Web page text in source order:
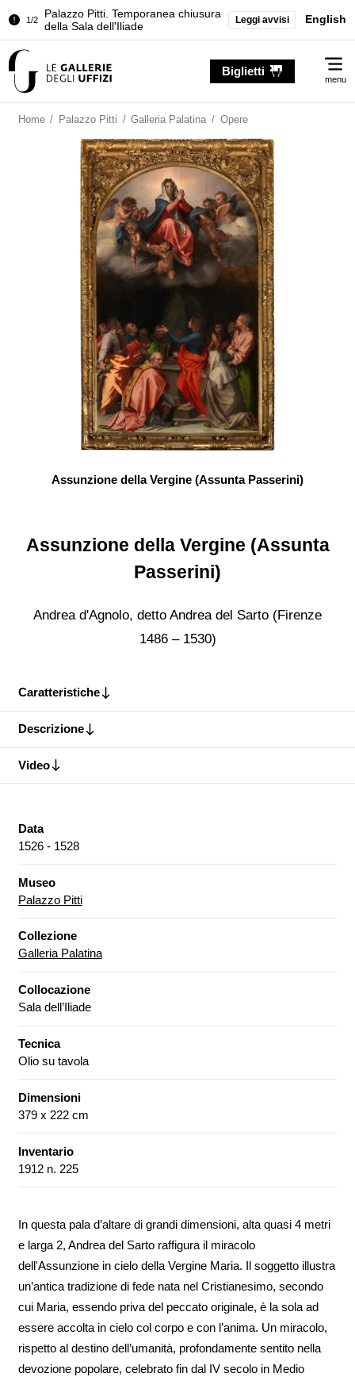
1/2
Palazzo Pitti. Temporanea chiusura
della Sala dell'Iliade
Granduchi
della Sala dell'Iliade
Granduchi
Leggi avvisi English
Biglietti
menu
Home / Palazzo Pitti / Galleria Palatina / Opere
Assunzione della Vergine (Assunta Passerini)
Assunzione della Vergine (Assunta
Passerini)
Andrea d'Agnolo, detto Andrea del Sarto (Firenze
1486 – 1530)
Caratteristiche
Descrizione
Video
Data
1526 - 1528
Museo
Palazzo Pitti
Collezione
Galleria Palatina
Collocazione
Sala dell’Iliade
Tecnica
Olio su tavola
Dimensioni
379 x 222 cm
Inventario
1912 n. 225
In questa pala d’altare di grandi dimensioni, alta quasi 4 metri
e larga 2, Andrea del Sarto raffigura il miracolo
dell'Assunzione in cielo della Vergine Maria. Il soggetto illustra
un’antica tradizione di fede nata nel Cristianesimo, secondo
cui Maria, essendo priva del peccato originale, è la sola ad
essere accolta in cielo col corpo e con l’anima. Un miracolo,
rispetto al destino dell’umanità, profondamente sentito nella
devozione popolare, celebrato fin dal IV secolo in Medio